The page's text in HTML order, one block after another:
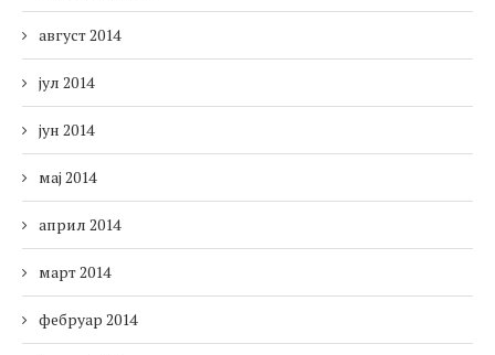
август 2014
јул 2014
јун 2014
мај 2014
април 2014
март 2014
фебруар 2014